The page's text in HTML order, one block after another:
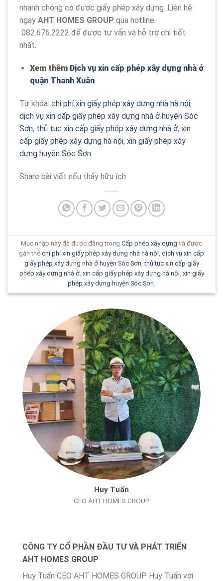
nhanh chóng có được giấy phép xây dựng. Liên hệ
ngay AHT HOMES GROUP qua hotline
082.676.2222 để được tư vấn và hỗ trợ chi tiết
nhất.
Xem thêm Dịch vụ xin cấp phép xây dựng nhà ở
quận Thanh Xuân
Từ khóa: chi phí xin giấy phép xây dựng nhà hà nội,
dịch vụ xin cấp giấy phép xây dựng nhà ở huyện Sóc
Sơn, thủ tục xin cấp giấy phép xây dựng nhà ở, xin
cấp giấy phép xây dựng hà nội, xin giấy phép xây
dựng huyện Sóc Sơn
Share bài viết nếu thấy hữu ích
Mục nhập này đã được đăng trong Cấp phép xây dựng và được
gắn thẻ chi phí xin giấy phép xây dựng nhà hà nội, dịch vụ xin cấp
giấy phép xây dựng nhà ở huyện Sóc Sơn,thủ tục xin cấp giấy
phép xây dựng nhà ở, xin cấp giấy phép xây dựng hà nội, xin giấy
phép xây dựng huyện Sóc Sơn.
Huy Tuấn
CEO AHT HOMES GROUP
CÔNG TY CỔ PHẦN ĐẦU TƯ VÀ PHÁT TRIỂN
AHT HOMES GROUP
Huy Tuấn CEO AHT HOMES GROUP Huy Tuấn với